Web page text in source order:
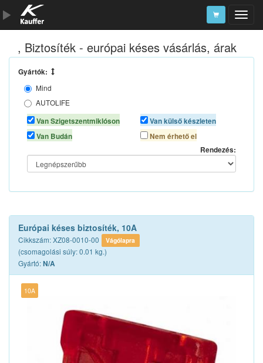
Szerszámkatalógus
Kosár
Alkatrészek
, Biztosíték - európai késes vásárlás, árak
Gyártók:
Mind
AUTOLIFE
AUTOMAX
N/A
SCT - MANNOL
Van Szigetszentmiklóson
Van Budán
Van külső készleten
Nem érhető el
Rendezés:
Európai késes biztosíték, 10A
Cikkszám: XZ08-0010-00 Vágólapra
(csomagolási súly: 0.01 kg.)
Gyártó:N/A
10A